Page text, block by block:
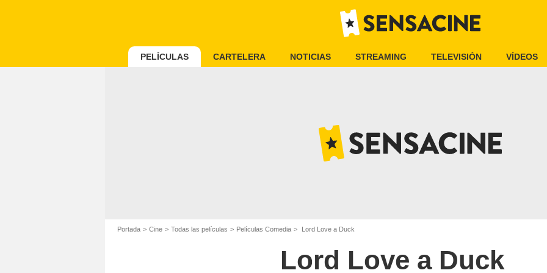
PELÍCULAS CARTELERA NOTICIAS STREAMING TELEVISIÓN VÍDEOS
Portada Cine Todas las películas Películas Comedia Lord Love a Duck
Lord Love a Duck